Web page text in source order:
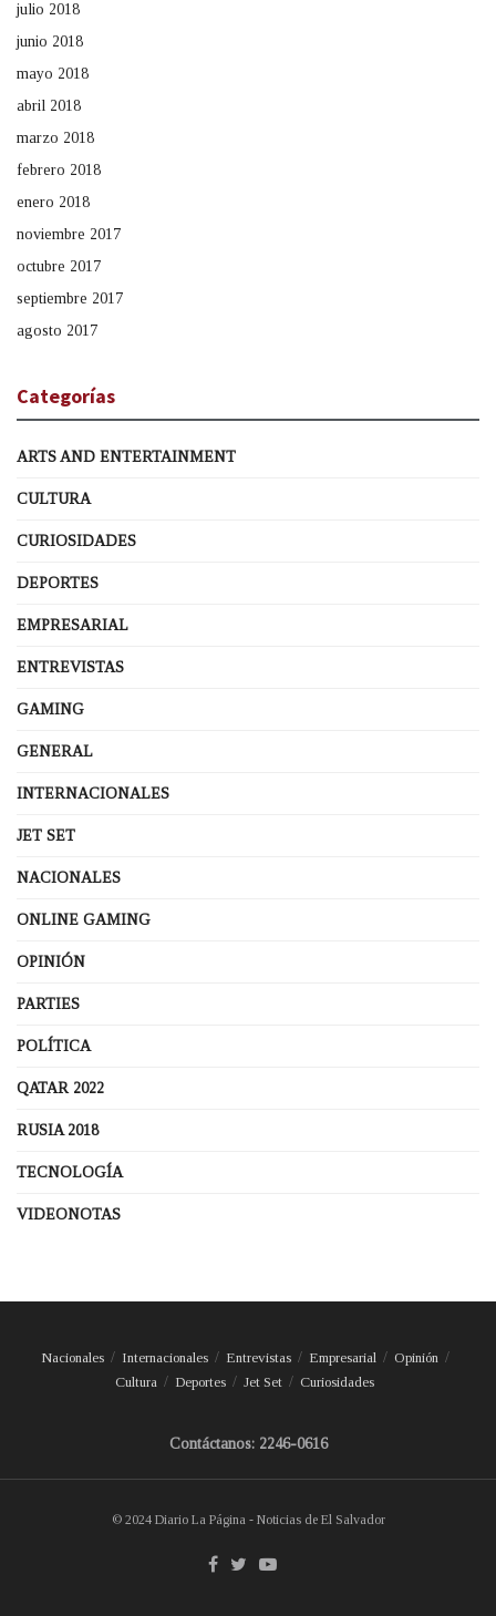
julio 2018
junio 2018
mayo 2018
abril 2018
marzo 2018
febrero 2018
enero 2018
noviembre 2017
octubre 2017
septiembre 2017
agosto 2017
Categorías
ARTS AND ENTERTAINMENT
CULTURA
CURIOSIDADES
DEPORTES
EMPRESARIAL
ENTREVISTAS
GAMING
GENERAL
INTERNACIONALES
JET SET
NACIONALES
ONLINE GAMING
OPINIÓN
PARTIES
POLÍTICA
QATAR 2022
RUSIA 2018
TECNOLOGÍA
VIDEONOTAS
Nacionales Internacionales Entrevistas Empresarial
Opinión
Cultura
Deportes Jet Set Curiosidades
Contáctanos: 2246-0616
© 2024 Diario La Página - Noticias de El Salvador